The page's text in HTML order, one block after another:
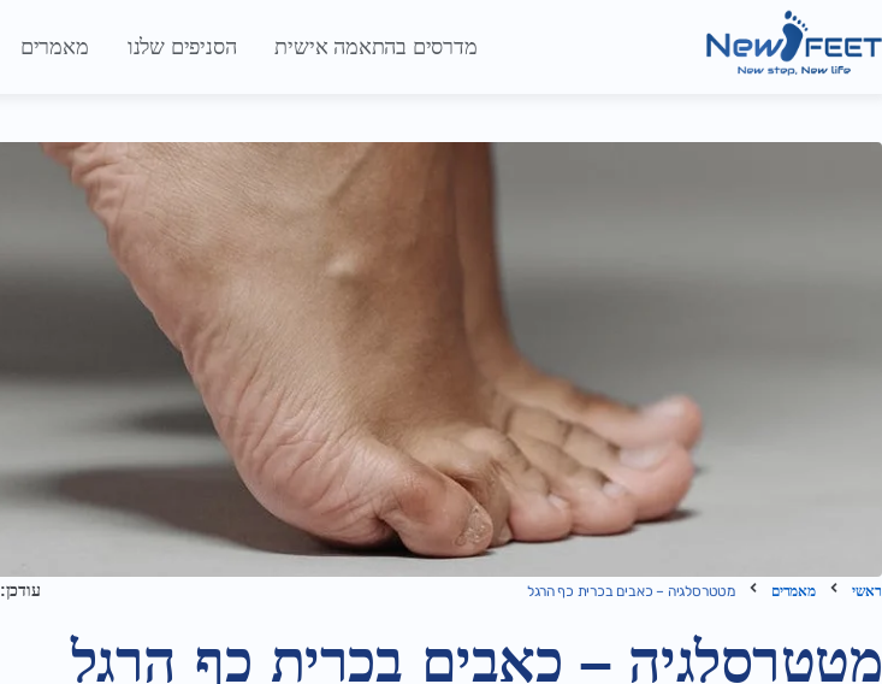
מדרסים בהתאמה אישית הסניפים שלנו מאמרים
ראשי מאמרים מטטרסלגיה – כאבים בכרית כף הרגל עודכן:
מטטרסלגיה – כאבים בכרית כף הרגל